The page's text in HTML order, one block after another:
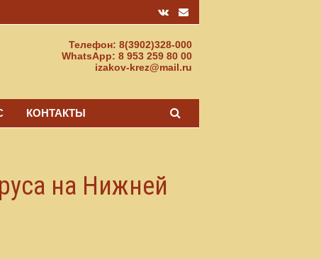
Телефон: 8(3902)328-000
WhatsApp: 8 953 259 80 00
izakov-krez@mail.ru
КОНТАКТЫ
на Нижней